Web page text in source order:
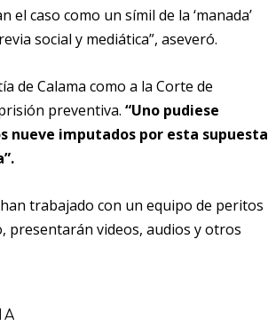
caso como un símil de la ‘manada’
social y mediática”, aseveró.
de Calama como a la Corte de
preventiva. “Uno pudiese
nueve imputados por esta supuesta
trabajado con un equipo de peritos
presentarán videos, audios y otros